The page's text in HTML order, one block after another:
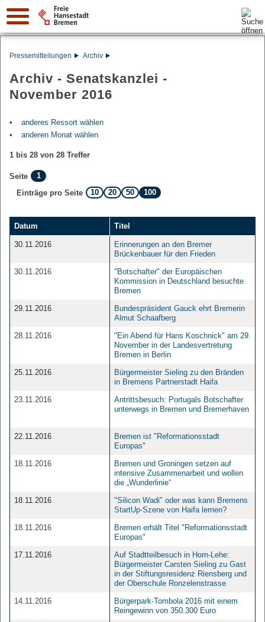
Suche:
Pressemitteilungen Archiv
Archiv - Senatskanzlei -
November 2016
anderes Ressort wählen
anderen Monat wählen
1 bis 28 von 28 Treffer
Seite
1
Einträge pro Seite
10 20 50 100
Datum Titel
30.11.2016
Erinnerungen an den Bremer
Brückenbauer für den Frieden
30.11.2016
"Botschafter" der Europäischen
Kommission in Deutschland besuchte
Bremen
29.11.2016
Bundespräsident Gauck ehrt Bremerin
Almut Schaafberg
28.11.2016
"Ein Abend für Hans Koschnick" am 29.
November in der Landesvertretung
Bremen in Berlin
25.11.2016
Bürgermeister Sieling zu den Bränden
in Bremens Partnerstadt Haifa
23.11.2016
Antrittsbesuch: Portugals Botschafter
unterwegs in Bremen und Bremerhaven
22.11.2016
Bremen ist "Reformationsstadt
Europas"
18.11.2016
Bremen und Groningen setzen auf
intensive Zusammenarbeit und wollen
die „Wunderlinie“
18.11.2016
"Silicon Wadi" oder was kann Bremens
StartUp-Szene von Haifa lernen?
18.11.2016
Bremen erhält Titel "Reformationsstadt
Europas"
17.11.2016
Auf Stadtteilbesuch in Horn-Lehe:
Bürgermeister Carsten Sieling zu Gast
in der Stiftungsresidenz Riensberg und
der Oberschule Ronzelenstrasse
14.11.2016
Bürgerpark-Tombola 2016 mit einem
Reingewinn von 350.300 Euro